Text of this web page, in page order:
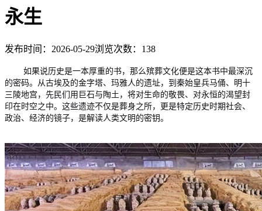
永生
发布时间：2026-05-29浏览次数： 138
如果说历史是一本厚重的书，那么殡葬文化便是这本书中最深沉
的密码。从古埃及的金字塔、玛雅人的遗址，到秦始皇兵马俑、明十
三陵地宫，先民们用巨石与陶土，将对生命的敬畏、对永恒的渴望封
印在时空之中。这些遗迹不仅是葬身之所，更是特定历史时期社会、
政治、经济的镜子，是解读人类文明的密钥。